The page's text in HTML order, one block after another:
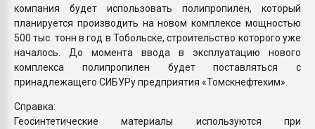
компания будет использовать полипропилен, который
планируется производить на новом комплексе мощностью
500 тыс. тонн в год в Тобольске, строительство которого уже
началось. До момента ввода в эксплуатацию нового
комплекса полипропилен будет поставляться с
принадлежащего СИБУРу предприятия «Томскнефтехим».
Справка:
Геосинтетические материалы используются при